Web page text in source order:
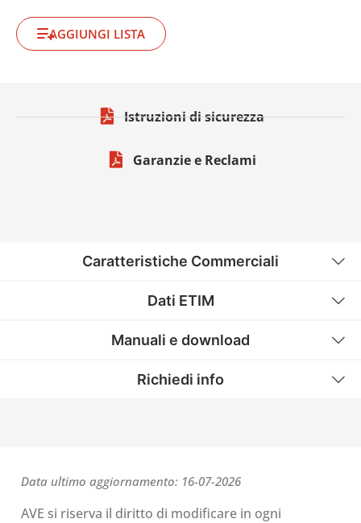
AGGIUNGI LISTA
Istruzioni di sicurezza
Garanzie e Reclami
Caratteristiche Commerciali
Dati ETIM
Manuali e download
Richiedi info
Data ultimo aggiornamento: 16-07-2026
AVE si riserva il diritto di modificare in ogni